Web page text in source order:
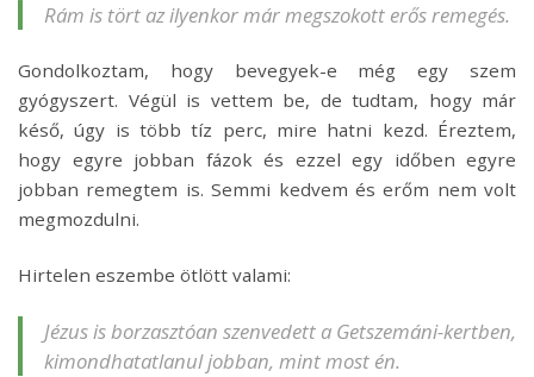
Rám is tört az ilyenkor már megszokott erős remegés.
Gondolkoztam, hogy bevegyek-e még egy szem
gyógyszert. Végül is vettem be, de tudtam, hogy már
késő, úgy is több tíz perc, mire hatni kezd. Éreztem,
hogy egyre jobban fázok és ezzel egy időben egyre
jobban remegtem is. Semmi kedvem és erőm nem volt
megmozdulni.
Hirtelen eszembe ötlött valami:
Jézus is borzasztóan szenvedett a Getszemáni-kertben,
kimondhatatlanul jobban, mint most én.